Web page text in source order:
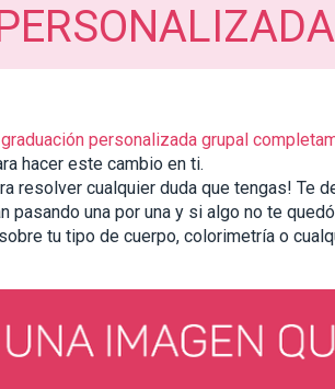
personalizada grupal
hacer este cambio en ti.
resolver cualquier duda que tengas! Te
una por una y si algo no te
tu tipo de cuerpo, colorimetría o